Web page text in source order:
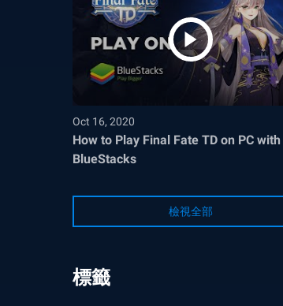
Oct 16, 2020
How to Play Final Fate TD on PC with
BlueStacks
檢視全部
標籤